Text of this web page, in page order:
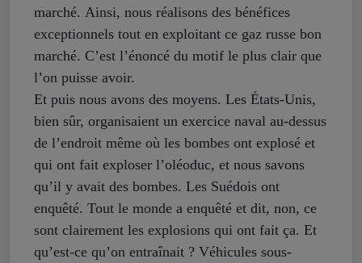
marché. Ainsi, nous réalisons des bénéfices
exceptionnels tout en exploitant ce gaz russe bon
marché. C’est l’énoncé du motif le plus clair que
l’on puisse avoir.
Et puis nous avons des moyens. Les États-Unis,
bien sûr, organisaient un exercice naval au-dessus
de l’endroit même où les bombes ont explosé et
qui ont fait exploser l’oléoduc, et nous savons
qu’il y avait des bombes. Les Suédois ont
enquêté. Tout le monde a enquêté et dit, non, ce
sont clairement les explosions qui ont fait ça. Et
qu’est-ce qu’on entraînait ? Véhicules sous-